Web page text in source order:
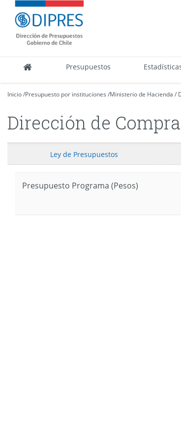
Contenido
principalDIPRES
-
Dirección
de
Presupuestos
Inicio/Presupuesto por instituciones /Ministerio de Hacienda /
Dirección de
Ley de Presupuestos
Presupuesto Programa (Pesos)